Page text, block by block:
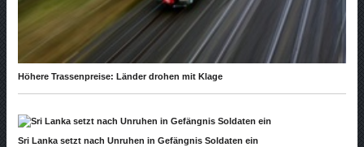
Höhere Trassenpreise: Länder drohen mit Klage
Sri Lanka setzt nach Unruhen in Gefängnis Soldaten ein